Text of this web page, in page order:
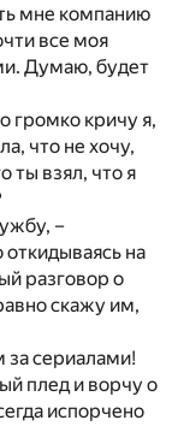
мне компанию
все моя
Думаю, будет
громко кричу я,
что не хочу,
ты взял, что я
–
на
разговор о
скажу им,
сериалами!
плед и ворчу о
испорчено